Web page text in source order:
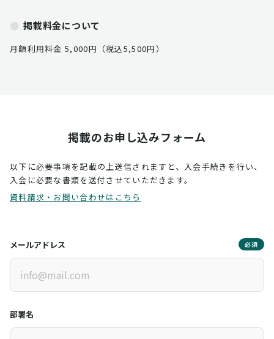
掲載料金について
月額利用料金 5,000円（税込5,500円）
掲載のお申し込みフォーム
以下に必要事項を記載の上送信されますと、入会手続きを行い、
入会に必要な書類を送付させていただきます。
資料請求・お問い合わせはこちら
メールアドレス 必須
部署名